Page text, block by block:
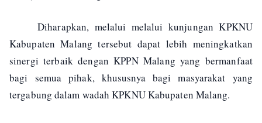
Diharapkan, melalui melalui kunjungan KPKNU
Kabupaten Malang tersebut dapat lebih meningkatkan
sinergi terbaik dengan KPPN Malang yang bermanfaat
bagi semua pihak, khususnya bagi masyarakat yang
tergabung dalam wadah KPKNU Kabupaten Malang.